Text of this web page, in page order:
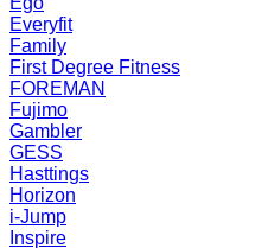
Everyfit
Family
First Degree Fitness
FOREMAN
Fujimo
Gambler
GESS
Hasttings
Horizon
i-Jump
Inspire